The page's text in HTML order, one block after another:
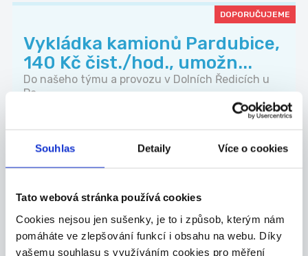
Souhlas Detaily Více o cookies
Tato webová stránka používá cookies
Cookies nejsou jen sušenky, je to i způsob, kterým nám
pomáháte ve zlepšování funkcí i obsahu na webu. Díky
vašemu souhlasu s využíváním cookies pro měření
DOPORUČUJEME
Vykládka kamionů Pardubice,
140 Kč čist./hod., umožn...
Do našeho týmu a provozu v Dolních Ředicích u
Pa...
Specialista prodeje